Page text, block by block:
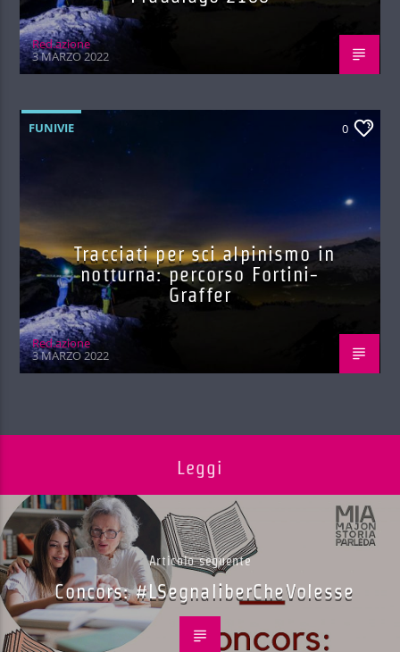
Red.azione
3 MARZO 2022
FUNIVIE 0
Tracciati per sci alpinismo in
notturna: percorso Fortini-
Graffer
Red.azione
3 MARZO 2022
Leggi
Articolo seguente
Concors: #LSegnaliberCheVolesse